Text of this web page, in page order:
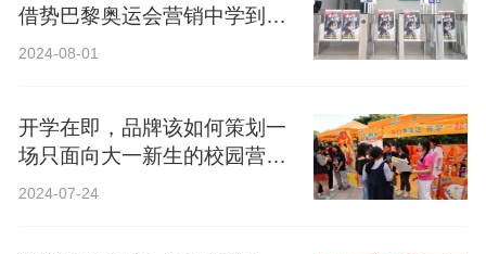
借势巴黎奥运会营销中学到什
么？
2024-08-01
开学在即，品牌该如何策划一
场只面向大一新生的校园营
销？
2024-07-24